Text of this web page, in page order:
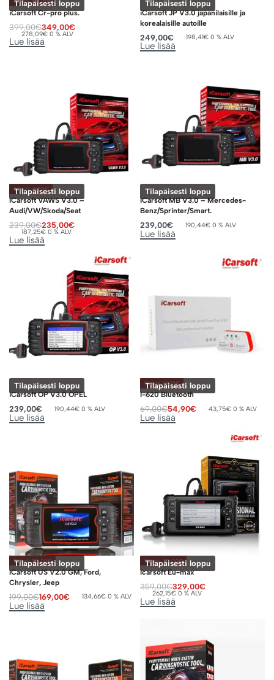
Tilapäisesti loppu
iCarsoft Cr-pro plus.
399,00€349,00€
278,09€ 0 % ALV
Lue lisää
Tilapäisesti loppu
iCarsoft JP V3.0 japanilaisille ja
korealaisille autoille
249,00€ 198,41€ 0 % ALV
Lue lisää
Säästä 4,00€
Tilapäisesti loppu
ICarsoft VAWS V3.0 –
Audi/VW/Skoda/Seat
239,00€235,00€
187,25€ 0 % ALV
Lue lisää
Tilapäisesti loppu
ICarsoft MB V3.0 – Mercedes-
Benz/Sprinter/Smart.
239,00€ 190,44€ 0 % ALV
Lue lisää
Tilapäisesti loppu
iCarsoft OP V3.0 OPEL
239,00€ 190,44€ 0 % ALV
Lue lisää
Säästä 14,10€
Tilapäisesti loppu
I-620 Bluetooth
69,00€54,90€ 43,75€ 0 % ALV
Lue lisää
Säästä 30,00€
Tilapäisesti loppu
ICarsoft US V2.0 GM, Ford,
Chrysler, Jeep
199,00€169,00€ 134,66€ 0 % ALV
Lue lisää
Säästä 30,00€
Tilapäisesti loppu
Icarsoft Eu-max
359,00€329,00€
262,15€ 0 % ALV
Lue lisää